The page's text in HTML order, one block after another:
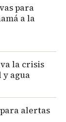
para
a la
la crisis
agua
alertas